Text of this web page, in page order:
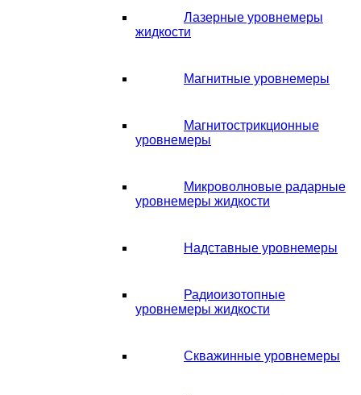
Лазерные уровнемеры
жидкости
Магнитные уровнемеры
Магнитострикционные
уровнемеры
Микроволновые радарные
уровнемеры жидкости
Надставные уровнемеры
Радиоизотопные
уровнемеры жидкости
Скважинные уровнемеры